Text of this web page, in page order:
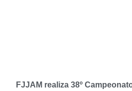
FJJAM realiza 38º